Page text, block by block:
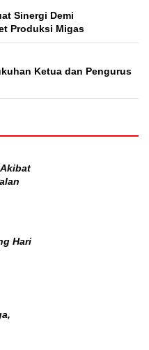
Sinergi Demi
Produksi Migas
Ketua dan Pengurus
Hari